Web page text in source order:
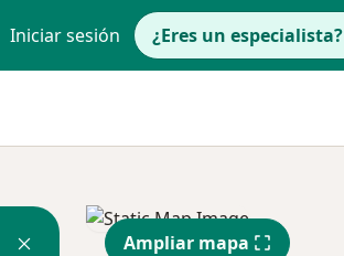
Iniciar sesión ¿Eres un especialista?
Ampliar mapa